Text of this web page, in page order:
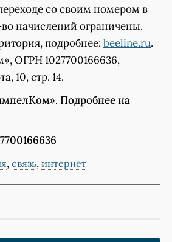
со своим номером в
начислений ограничены.
подробнее: beeline.ru.
ОГРН 1027700166636,
10, стр. 14.
Подробнее на
, связь, интернет